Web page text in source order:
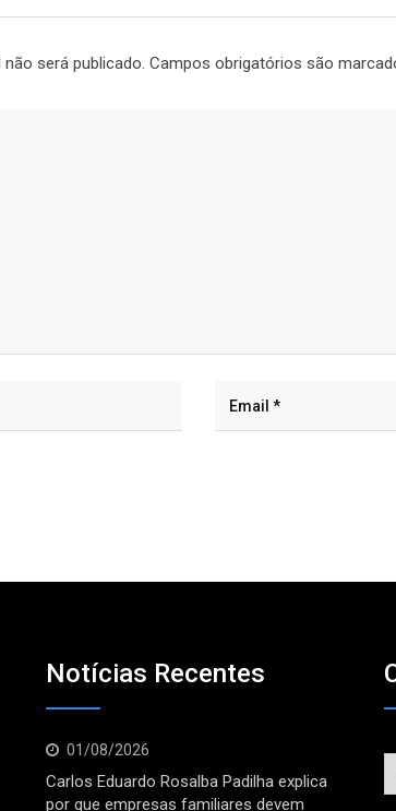
será publicado. Campos obrigatórios são
Notícias Recentes
01/08/2026
Carlos Eduardo Rosalba Padilha explica
por que empresas familiares devem